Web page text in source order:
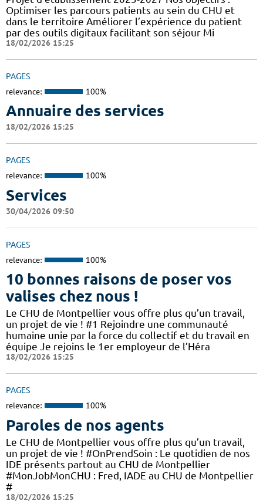
Optimiser les parcours patients au sein du CHU et
dans le territoire Améliorer l’expérience du patient
par des outils digitaux facilitant son séjour Mi
18/02/2026 15:25
PAGES
relevance: 100%
Annuaire des services
18/02/2026 15:25
PAGES
relevance: 100%
Services
30/04/2026 09:50
PAGES
relevance: 100%
10 bonnes raisons de poser vos
valises chez nous !
Le CHU de Montpellier vous offre plus qu’un travail,
un projet de vie ! #1 Rejoindre une communauté
humaine unie par la force du collectif et du travail en
équipe Je rejoins le 1er employeur de l’Héra
18/02/2026 15:25
PAGES
relevance: 100%
Paroles de nos agents
Le CHU de Montpellier vous offre plus qu’un travail,
un projet de vie ! #OnPrendSoin : Le quotidien de nos
IDE présents partout au CHU de Montpellier
#MonJobMonCHU : Fred, IADE au CHU de Montpellier
#
18/02/2026 15:25